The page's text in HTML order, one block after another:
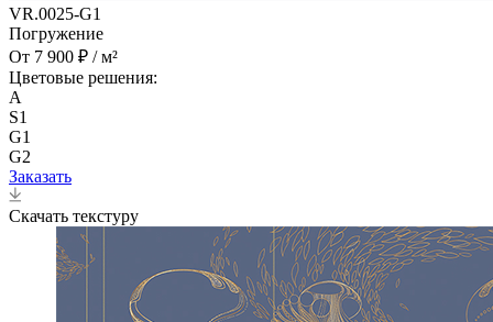
VR.0025-G1
Погружение
От 7 900 ₽ / м²
Цветовые решения:
A
S1
G1
G2
Заказать
Скачать текстуру